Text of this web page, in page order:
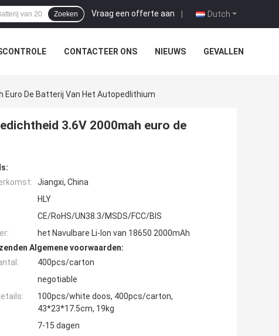
Dutch
Vraag een offerte aan |
Zoeken
CONTACTEER ONS NIEUWS GEVALLEN
Euro De Batterij Van Het Autopedlithium
3.6V 2000mah euro de
Jiangxi, China
HLY
CE/RoHS/UN38.3/MSDS/FCC/BIS
het Navulbare Li-Ion van 18650 2000mAh
Algemene voorwaarden:
400pcs/carton
negotiable
100pcs/white doos, 400pcs/carton,
43*23*17.5cm, 19kg
7-15 dagen